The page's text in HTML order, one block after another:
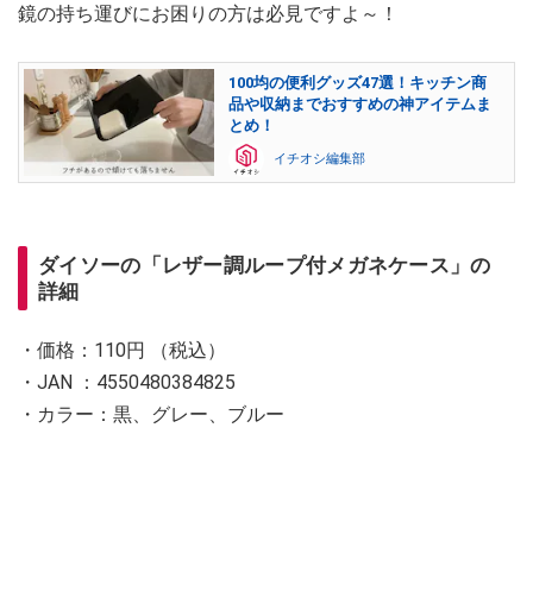
鏡の持ち運びにお困りの方は必見ですよ～！
100均の便利グッズ47選！キッチン商
品や収納までおすすめの神アイテムま
とめ！
イチオシ編集部
ダイソーの「レザー調ループ付メガネケース」の
詳細
・価格：110円 （税込）
・JAN ：4550480384825
・カラー：黒、グレー、ブルー